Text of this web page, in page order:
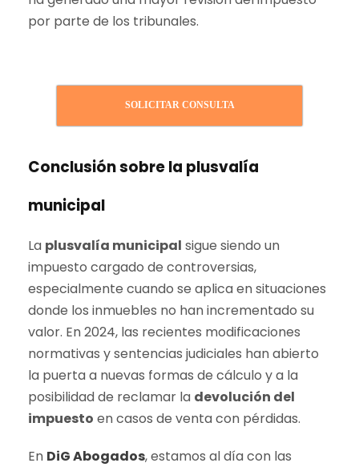
por parte de los tribunales.
SOLICITAR CONSULTA
Conclusión sobre la plusvalía
municipal
La plusvalía municipal sigue siendo un
impuesto cargado de controversias,
especialmente cuando se aplica en situaciones
donde los inmuebles no han incrementado su
valor. En 2024, las recientes modificaciones
normativas y sentencias judiciales han abierto
la puerta a nuevas formas de cálculo y a la
posibilidad de reclamar la devolución del
impuesto en casos de venta con pérdidas.
En DiG Abogados, estamos al día con las